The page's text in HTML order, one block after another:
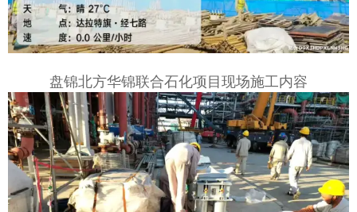
盘锦北方华锦联合石化项目现场施工内容